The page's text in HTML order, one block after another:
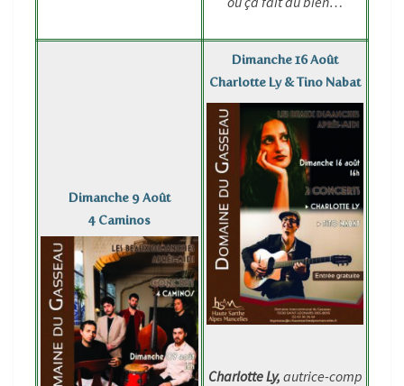
Dimanche 9 Août
4 Caminos
Dimanche 16 Août
Charlotte Ly & Tino Nabat
Charlotte Ly, autrice-comp